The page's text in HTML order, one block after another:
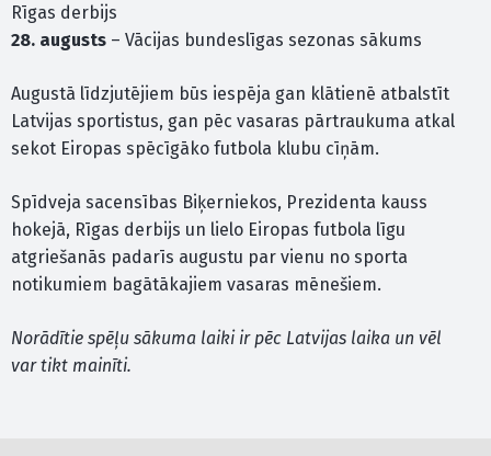
Rīgas derbijs
28. augusts – Vācijas bundeslīgas sezonas sākums
Augustā līdzjutējiem būs iespēja gan klātienē atbalstīt
Latvijas sportistus, gan pēc vasaras pārtraukuma atkal
sekot Eiropas spēcīgāko futbola klubu cīņām.
Spīdveja sacensības Biķerniekos, Prezidenta kauss
hokejā, Rīgas derbijs un lielo Eiropas futbola līgu
atgriešanās padarīs augustu par vienu no sporta
notikumiem bagātākajiem vasaras mēnešiem.
Norādītie spēļu sākuma laiki ir pēc Latvijas laika un vēl
var tikt mainīti.